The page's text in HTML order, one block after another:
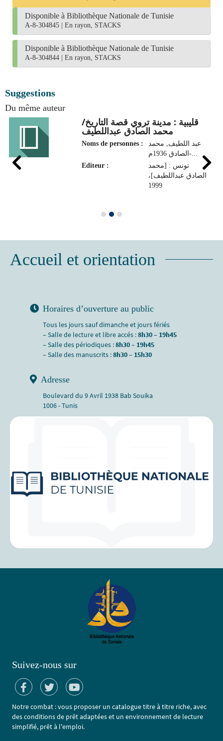
Disponible à Bibliothèque Nationale de Tunisie
A-8-304845 En rayon, STACKS
Disponible à Bibliothèque Nationale de Tunisie
A-8-304844 En rayon, STACKS
Suggestions
Du même auteur
قليبية : مدينة تروي قصة التاريخ/
محمد الصادق عبداللطيف
Noms de personnes :
عبد اللطيف, محمد
الصادق 1936م-...
Editeur :
تونس : [محمد
الصادق عبداللطيف]،
1999
Accueil et orientation
Horaires d’ouverture au public
Tous les jours sauf dimanche et jours fériés
– Salle de lecture et libre accés :8h30 – 19h45
– Salle des périodiques :8h30 – 19h45
– Salle des manuscrits :8h30 – 15h30
Adresse
Boulevard du 9 Avril 1938 Bab Souika
1006 - Tunis
Suivez-nous sur
Notre combat : vous proposer un catalogue titre à titre riche, avec
des conditions de prêt adaptées et un environnement de lecture
simplifié, prêt à l'emploi.